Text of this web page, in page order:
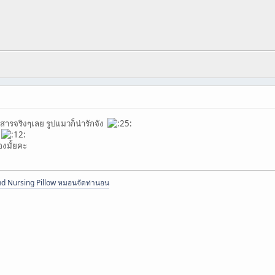
รจริงๆเลย รูปแมวก็น่ารักจัง
มั้ยคะ
Nursing Pillow หมอนจัดท่านอน